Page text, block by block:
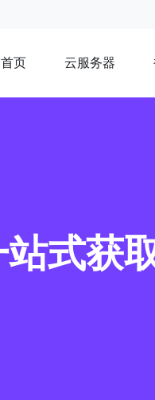
首页 云服务器
站式获